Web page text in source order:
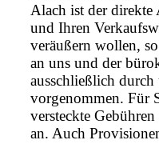
Alach ist der direkte
und Ihren
veräußern wollen,
an uns und der
ausschließlich durch
vorgenommen. Für
versteckte
an. Auch